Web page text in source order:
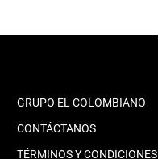
GRUPO EL COLOMBIANO
CONTÁCTANOS
TÉRMINOS Y CONDICIONES